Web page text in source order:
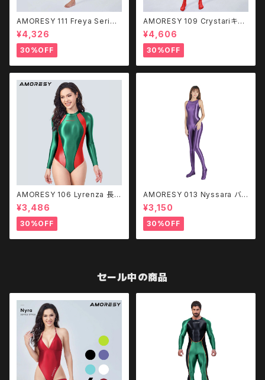
AMORESY 111 Freya Series
フロントジップカットアウトキャッ
トスーツ
¥4,326
30%OFF
AMORESY 109 Crystariキャ
ットスーツ
¥4,606
30%OFF
AMORESY 106 Lyrenza 長袖
水着 レオタード
¥3,486
30%OFF
AMORESY 013 Nyssara バッ
クレスキャットスーツ WXLTKW
¥3,150
30%OFF
セール中の商品